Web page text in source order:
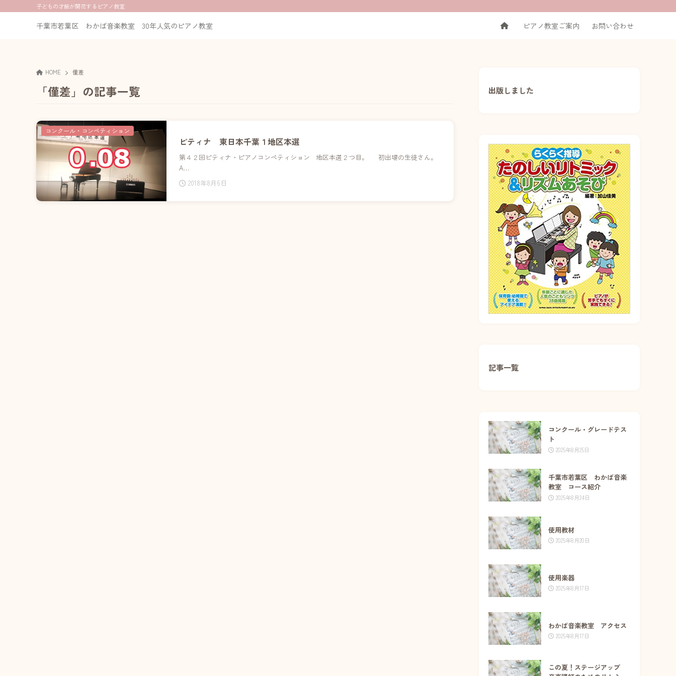
千葉市若葉区 わかば音楽教室 30年人気のピアノ教室
子どもの才能が開花するピアノ教室
ピアノ教室ご案内 お問い合わせ
HOME 僅差
「僅差」の記事一覧
ピティナ 東日本千葉１地区本選
第４２回ピティナ・ピアノコンペティション 地区本選２つ目。 初出場の生徒さん。
A…
2018年8月6日
コンクール・コンペティション
出版しました
記事一覧
コンクール・グレードテス
ト
2025年8月25日
千葉市若葉区 わかば音楽
教室 コース紹介
2025年8月24日
使用教材
2025年8月20日
使用楽器
2025年8月17日
わかば音楽教室 アクセス
2025年8月17日
この夏！ステージアップ